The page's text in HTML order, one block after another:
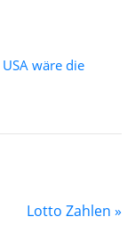
wäre die
Lotto Zahlen »